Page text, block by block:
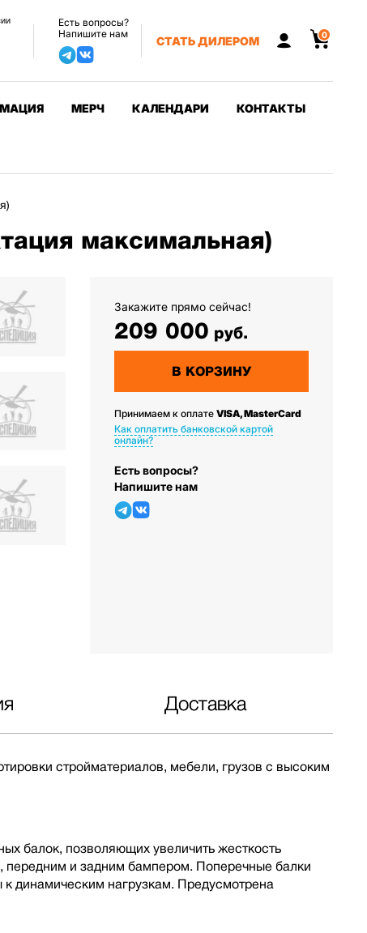
Есть вопросы?
Напишите нам
СТАТЬ ДИЛЕРОМ 0
МЕРЧ КАЛЕНДАРИ КОНТАКТЫ
максимальная)
Закажите прямо сейчас!
209 000 руб.
В КОРЗИНУ
Принимаем к оплате VISA, MasterCard
Как оплатить банковской картой
онлайн?
Есть вопросы?
Напишите нам
Доставка
стройматериалов, мебели, грузов с высоким
балок, позволяющих увеличить жесткость
передним и задним бампером. Поперечные балки
динамическим нагрузкам. Предусмотрена